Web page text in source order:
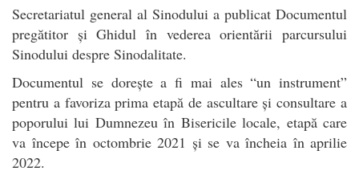
Secretariatul general al Sinodului a publicat Documentul
pregătitor și Ghidul în vederea orientării parcursului
Sinodului despre Sinodalitate.
Documentul se dorește a fi mai ales “un instrument”
pentru a favoriza prima etapă de ascultare și consultare a
poporului lui Dumnezeu în Bisericile locale, etapă care
va începe în octombrie 2021 și se va încheia în aprilie
2022.